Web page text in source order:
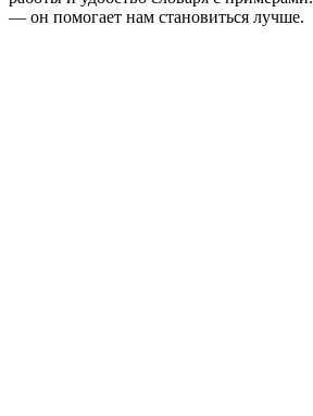
— он помогает нам становиться лучше.